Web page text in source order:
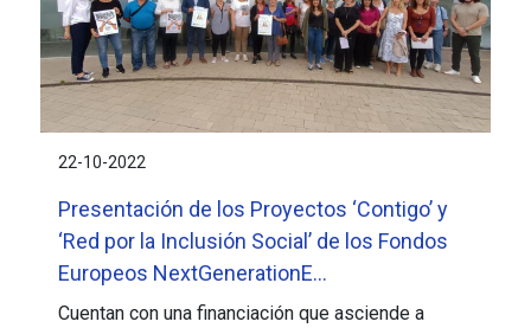
22-10-2022
Presentación de los Proyectos ‘Contigo’ y
‘Red por la Inclusión Social’ de los Fondos
Europeos NextGenerationE...
Cuentan con una financiación que asciende a